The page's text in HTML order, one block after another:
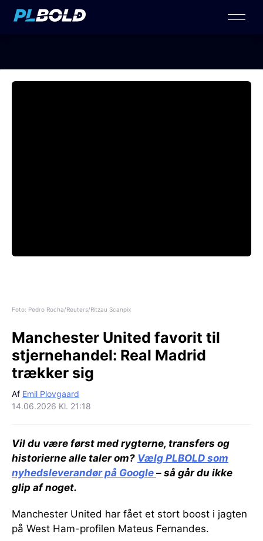
Foto: Pedro Rocha/Reuters/Ritzau Scanpix
Manchester United favorit til
stjernehandel: Real Madrid
trækker sig
Af Emil Plovgaard
14.06.2026 Kl. 21:18
Vil du være først med rygterne, transfers og
historierne alle taler om? Vælg PLBOLD som
nyhedsleverandør på Google – så går du ikke
glip af noget.
Manchester United har fået et stort boost i jagten
på West Ham-profilen Mateus Fernandes.